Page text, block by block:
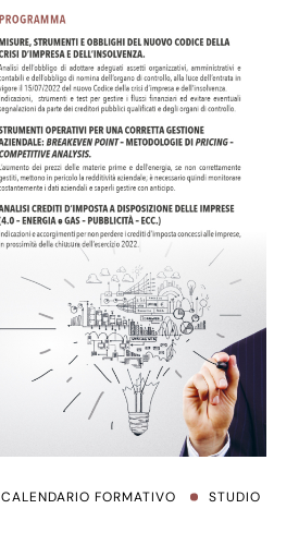
CALENDARIO FORMATIVO
STUDIO